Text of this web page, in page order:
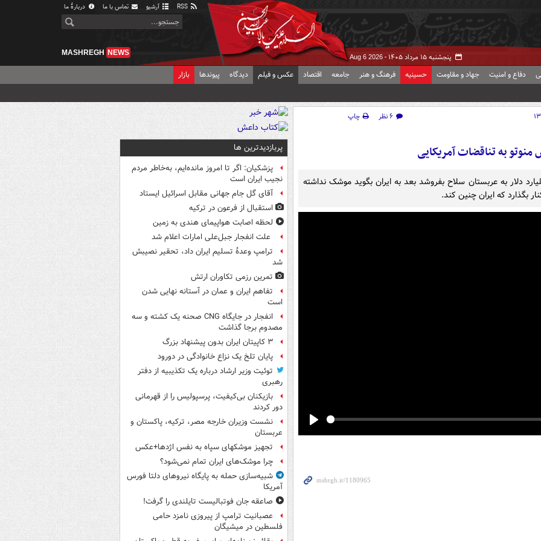
آرشیو تماس با ما دربارهٔ ما
پنجشنبه ۱۵ مرداد ۱۴۰۵ - Aug 6 2026
MASHREGH NEWS
دفاع و امنیت جهاد و مقاومت حسینیه فرهنگ و هنر جامعه اقتصاد عکس و فیلم دیدگاه پیوندها بازار
۶ نظر
چاپ
منوتو به تناقضات آمریکایی
شبکه من‌وتو: این مسخره است که آمریکا ۹۰ میلیارد دلار به عربستان سلاح بفروشد بعد به ایران بگوید موشک نداشته
بگذارد که ایران چنین کند.
پربازدیدترین ها
پزشکیان: اگر تا امروز مانده‌ایم، به‌خاطر مردم
نجیب ایران است
آقای گل جام جهانی مقابل اسرائیل ایستاد
استقبال از فرعون در ترکیه
لحظه اصابت هواپیمای هندی به زمین
علت انفجار جبل‌علی امارات اعلام شد
ترامپ وعدۀ تسلیم ایران داد، تحقیر نصیبش
شد
تمرین رزمی تکاوران ارتش
تفاهم ایران و عمان در آستانه نهایی شدن
است
انفجار در جایگاه CNG صحنه یک کشته و سه
مصدوم برجا گذاشت
۳ کاپیتان ایران بدون پیشنهاد بزرگ
پایان تلخ یک نزاع خانوادگی در دورود
توئیت وزیر ارشاد درباره یک تکذیبیه از دفتر
رهبری
بازیکنان بی‌کیفیت، پرسپولیس را از قهرمانی
دور کردند
نشست وزیران خارجه مصر، ترکیه، پاکستان و
عربستان
تجهیز موشکهای سپاه به نفس اژدها+عکس
چرا موشک‌های ایران تمام نمی‌شود؟
شبیه‌سازی حمله به پایگاه نیروهای دلتا فورس
آمریکا
صاعقه جان فوتبالیست تایلندی را گرفت!
عصبانیت ترامپ از پیروزی نامزد حامی
فلسطین در میشیگان